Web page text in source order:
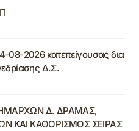
2026 κατεπείγουσας δια
Δ.Σ.
Δ. ΔΡΑΜΑΣ,
ΚΑΙ ΚΑΘΟΡΙΣΜΟΣ ΣΕΙΡΑΣ